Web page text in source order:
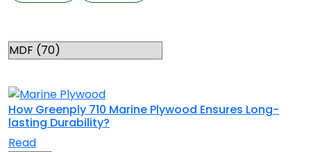
How Greenply 710 Marine Plywood Ensures Long-
lasting Durability?
Read